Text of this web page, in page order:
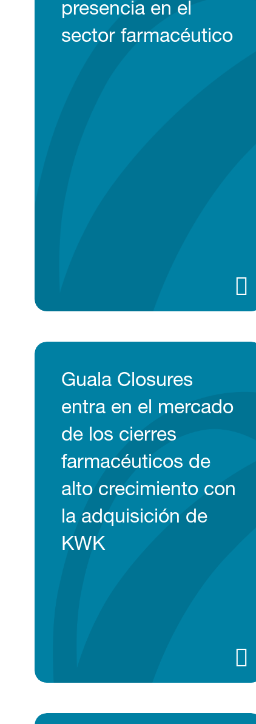
presencia en el
sector farmacéutico
Guala Closures
entra en el mercado
de los cierres
farmacéuticos de
alto crecimiento con
la adquisición de
KWK